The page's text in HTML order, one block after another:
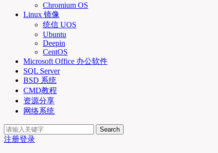
Chromium OS
Linux 镜像
统信 UOS
Ubuntu
Deepin
CentOS
Microsoft Office 办公软件
SQL Server
BSD 系统
CMD教程
资源分享
网络系统
Search
注册登录